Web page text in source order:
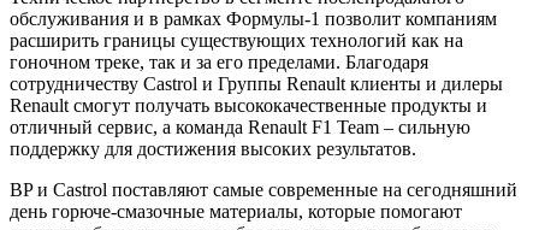
обслуживания и в рамках Формулы-1 позволит компаниям
расширить границы существующих технологий как на
гоночном треке, так и за его пределами. Благодаря
сотрудничеству Castrol и Группы Renault клиенты и дилеры
Renault смогут получать высококачественные продукты и
отличный сервис, а команда Renault F1 Team – сильную
поддержку для достижения высоких результатов.
BP и Castrol поставляют самые современные на сегодняшний
день горюче-смазочные материалы, которые помогают